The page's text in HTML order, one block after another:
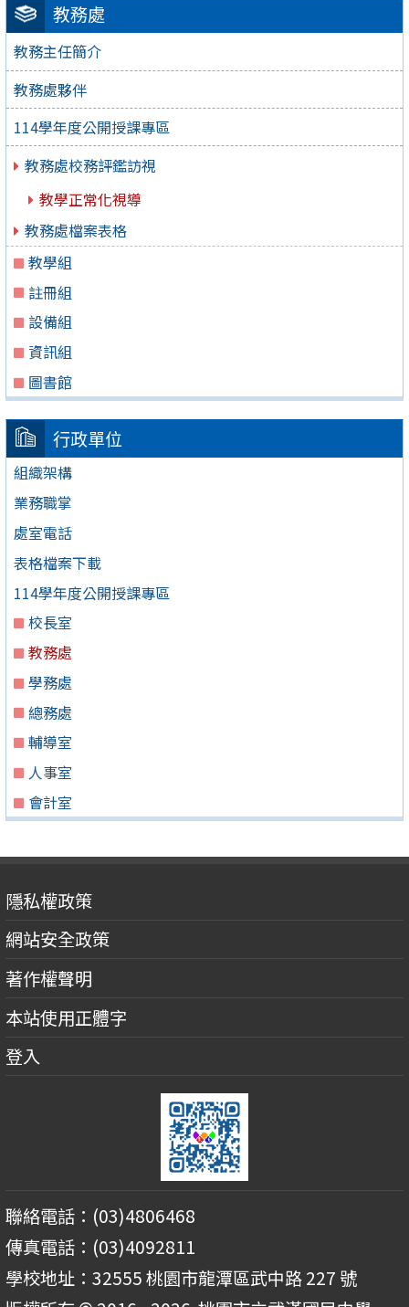
教務處
教務主任簡介
教務處夥伴
114學年度公開授課專區
教務處校務評鑑訪視
教學正常化視導
教務處檔案表格
教學組
註冊組
設備組
資訊組
圖書館
行政單位
組織架構
業務職掌
處室電話
表格檔案下載
114學年度公開授課專區
校長室
教務處
學務處
總務處
輔導室
人事室
會計室
隱私權政策
網站安全政策
著作權聲明
本站使用正體字
登入
聯絡電話：(03)4806468
傳真電話：(03)4092811
學校地址：32555 桃園市龍潭區武中路 227 號